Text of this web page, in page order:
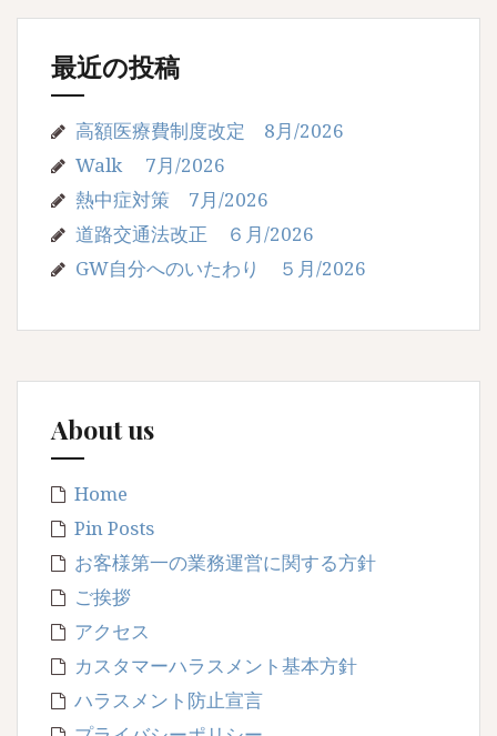
最近の投稿
高額医療費制度改定 8月/2026
Walk 7月/2026
熱中症対策 7月/2026
道路交通法改正 ６月/2026
GW自分へのいたわり ５月/2026
About us
Home
Pin Posts
お客様第一の業務運営に関する方針
ご挨拶
アクセス
カスタマーハラスメント基本方針
ハラスメント防止宣言